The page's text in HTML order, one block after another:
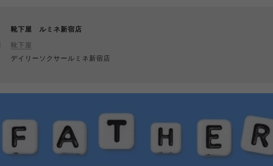
靴下屋 ルミネ新宿店
靴下屋
デイリーソクサールミネ新宿店